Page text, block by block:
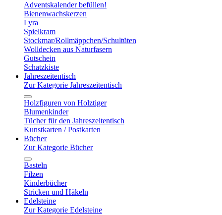
Adventskalender befüllen!
Bienenwachskerzen
Lyra
Spielkram
Stockmar/Rollmäppchen/Schultüten
Wolldecken aus Naturfasern
Gutschein
Schatzkiste
Jahreszeitentisch
Zur Kategorie Jahreszeitentisch
Holzfiguren von Holztiger
Blumenkinder
Tücher für den Jahreszeitentisch
Kunstkarten / Postkarten
Bücher
Zur Kategorie Bücher
Basteln
Filzen
Kinderbücher
Stricken und Häkeln
Edelsteine
Zur Kategorie Edelsteine